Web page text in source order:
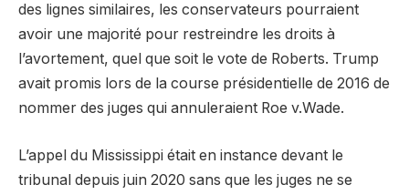
des lignes similaires, les conservateurs pourraient
avoir une majorité pour restreindre les droits à
l’avortement, quel que soit le vote de Roberts. Trump
avait promis lors de la course présidentielle de 2016 de
nommer des juges qui annuleraient Roe v.Wade.
L’appel du Mississippi était en instance devant le
tribunal depuis juin 2020 sans que les juges ne se